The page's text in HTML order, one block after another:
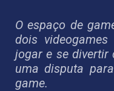
O espaço de
dois
jogar e se divertir
uma disputa
game.